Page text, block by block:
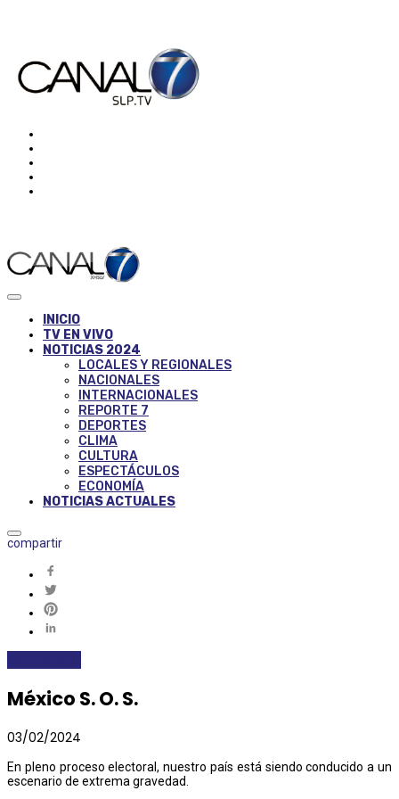
INICIO
TV EN VIVO
NOTICIAS 2024
LOCALES Y REGIONALES
NACIONALES
INTERNACIONALES
REPORTE 7
DEPORTES
CLIMA
CULTURA
ESPECTÁCULOS
ECONOMÍA
NOTICIAS ACTUALES
compartir
México S. O. S.
03/02/2024
En pleno proceso electoral, nuestro país está siendo conducido a un
escenario de extrema gravedad.